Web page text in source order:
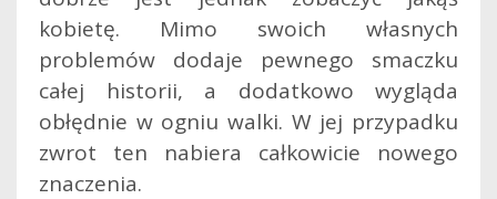
kobietę. Mimo swoich własnych
problemów dodaje pewnego smaczku
całej historii, a dodatkowo wygląda
obłędnie w ogniu walki. W jej przypadku
zwrot ten nabiera całkowicie nowego
znaczenia.